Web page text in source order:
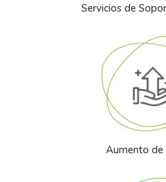
Servicios de
Aumento